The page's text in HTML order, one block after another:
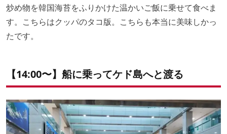
炒め物を韓国海苔をふりかけた温かいご飯に乗せて食べま
す。こちらはクッパのタコ版。こちらも本当に美味しかっ
たです。
【14:00〜】船に乗ってケド島へと渡る